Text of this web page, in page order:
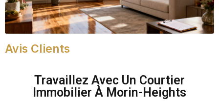
Avis Clients
Travaillez Avec Un Courtier
Immobilier À Morin-Heights